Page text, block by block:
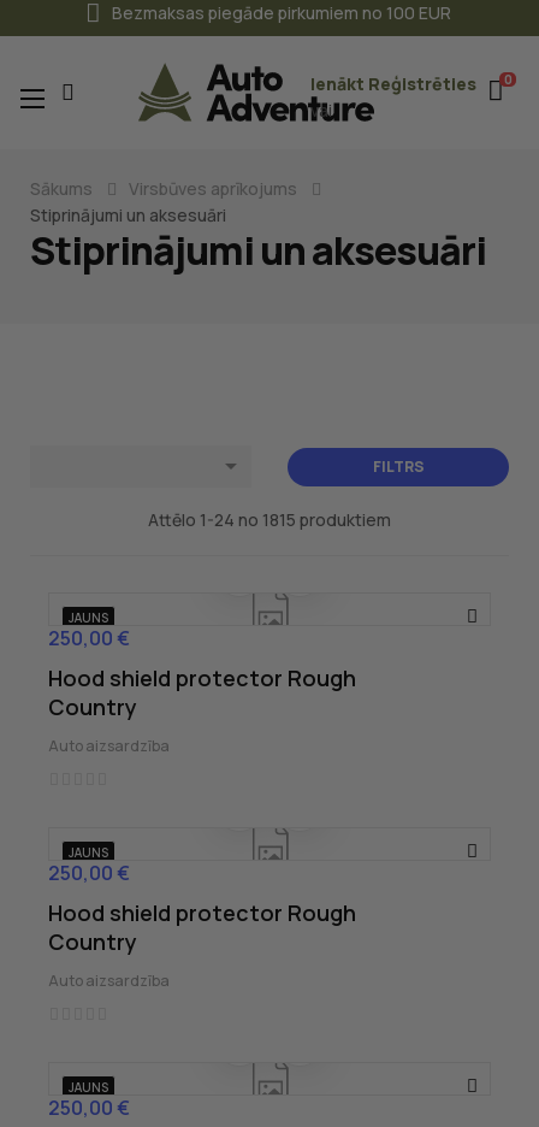
Bezmaksas piegāde pirkumiem no 100 EUR
Ienākt
vai
Reģistrēties 0
Toggle
navigation
☰
Stiprinājumi un aksesuāri
Sākums
Virsbūves aprīkojums
Stiprinājumi un aksesuāri
 FILTRS
Attēlo 1-24 no 1815 produktiem
JAUNS
Cena
250,00 €
Hood shield protector Rough
Country
Auto aizsardzība
JAUNS
Cena
250,00 €
Hood shield protector Rough
Country
Auto aizsardzība
JAUNS
Cena
250,00 €